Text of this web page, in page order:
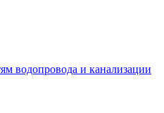
водопровода и канализации